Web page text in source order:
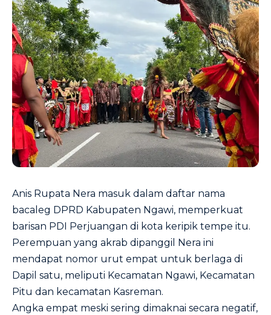
Anis Rupata Nera masuk dalam daftar nama
bacaleg DPRD Kabupaten Ngawi, memperkuat
barisan PDI Perjuangan di kota keripik tempe itu.
Perempuan yang akrab dipanggil Nera ini
mendapat nomor urut empat untuk berlaga di
Dapil satu, meliputi Kecamatan Ngawi, Kecamatan
Pitu dan kecamatan Kasreman.
Angka empat meski sering dimaknai secara negatif,